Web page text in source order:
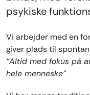
psykiske
Vi arbejder med en
giver plads til
“Altid med fokus på
hele menneske”